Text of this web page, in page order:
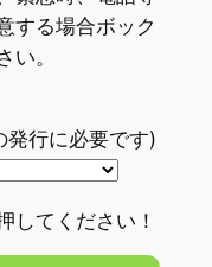
する場合ボック
い。
発行に必要です)
してください！